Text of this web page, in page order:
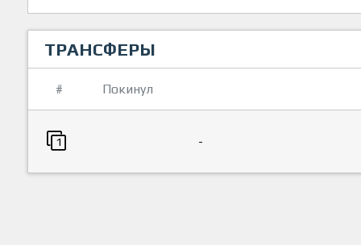
ТРАНСФЕРЫ
# Покинул
1 -